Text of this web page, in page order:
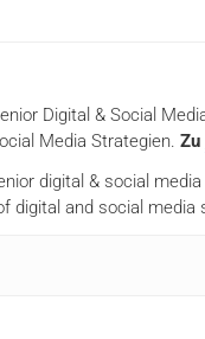
Digital & Social
Media Strategien. Zu
digital & social
digital and social media